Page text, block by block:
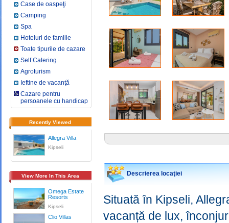
Case de oaspeţi
Camping
Spa
Hoteluri de familie
Toate tipurile de cazare
Self Catering
Agroturism
Ieftine de vacanţă
Cazare pentru
persoanele cu handicap
Recently Viewed
Allegra Villa
Kipseli
View More In This Area
Omega Estate
Resorts
Kipseli
Clio Villas
Descrierea locaţiei
Situată în Kipseli,
vacanță de lux,